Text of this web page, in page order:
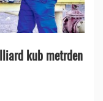
kub metrden